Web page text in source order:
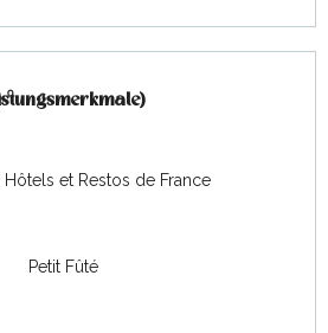
Hôtels et Restos de France
Petit Fûté